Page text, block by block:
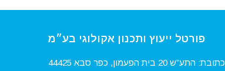
פורטל ייעוץ ותכנון אקולוגי בע״מ
כתובת: התע”ש 20 בית הפעמון, כפר סבא 44425